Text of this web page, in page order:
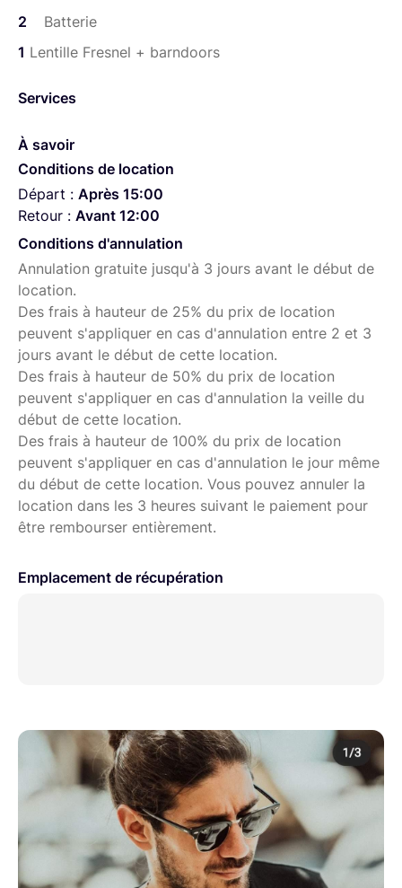
2
Batterie
1 Lentille Fresnel + barndoors
Services
À savoir
Conditions de location
Départ : Après 15:00
Retour : Avant 12:00
Conditions d'annulation
Annulation gratuite jusqu'à 3 jours avant le début de
location.
Des frais à hauteur de 25% du prix de location
peuvent s'appliquer en cas d'annulation entre 2 et 3
jours avant le début de cette location.
Des frais à hauteur de 50% du prix de location
peuvent s'appliquer en cas d'annulation la veille du
début de cette location.
Des frais à hauteur de 100% du prix de location
peuvent s'appliquer en cas d'annulation le jour même
du début de cette location. Vous pouvez annuler la
location dans les 3 heures suivant le paiement pour
être rembourser entièrement.
Emplacement de récupération